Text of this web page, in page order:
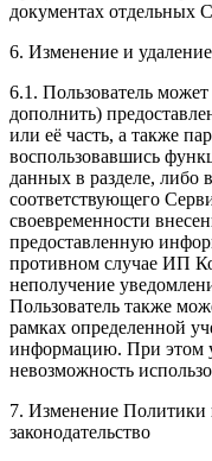
документах отдельных
6. Изменение и
6.1. Пользователь
дополнить)
или её часть, а также
воспользовавшись
данных в разделе, либо
соответствующего
своевременности
предоставленную
противном случае ИП
неполучение
Пользователь также
рамках определенной
информацию. При этом
невозможность
7. Изменение
законодательство